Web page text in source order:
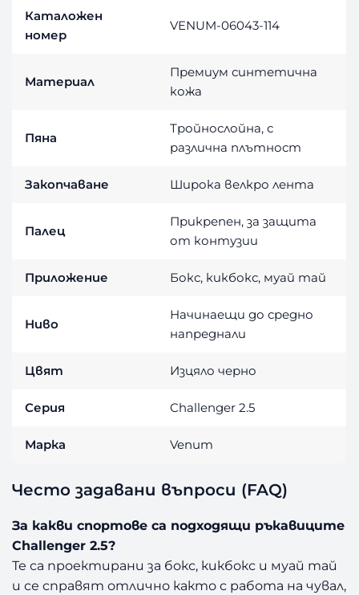
Каталожен
номер
VENUM-06043-114
Материал
Премиум синтетична
кожа
Пяна
Тройнослойна, с
различна плътност
Закопчаване Широка велкро лента
Палец
Прикрепен, за защита
от контузии
Приложение Бокс, кикбокс, муай тай
Ниво
Начинаещи до средно
напреднали
Цвят Изцяло черно
Серия Challenger 2.5
Марка Venum
Често задавани въпроси (FAQ)
За какви спортове са подходящи ръкавиците
Challenger 2.5?
Те са проектирани за бокс, кикбокс и муай тай
и се справят отлично както с работа на чувал,